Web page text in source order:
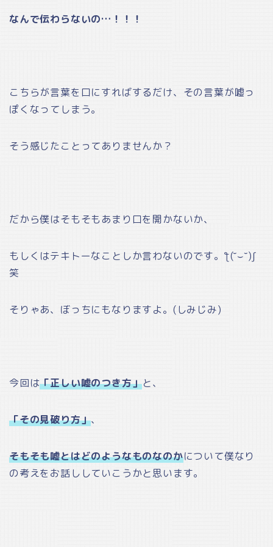
なんで伝わらないの…！！！
こちらが言葉を口にすればするだけ、その言葉が嘘っ
ぽくなってしまう。
そう感じたことってありませんか？
だから僕はそもそもあまり口を開かないか、
もしくはテキトーなことしか言わないのです。ƪ(˘⌣˘)ʃ
笑
そりゃあ、ぼっちにもなりますよ。(しみじみ)
今回は「正しい嘘のつき方」と、
「その見破り方」、
そもそも嘘とはどのようなものなのかについて僕なり
の考えをお話ししていこうかと思います。